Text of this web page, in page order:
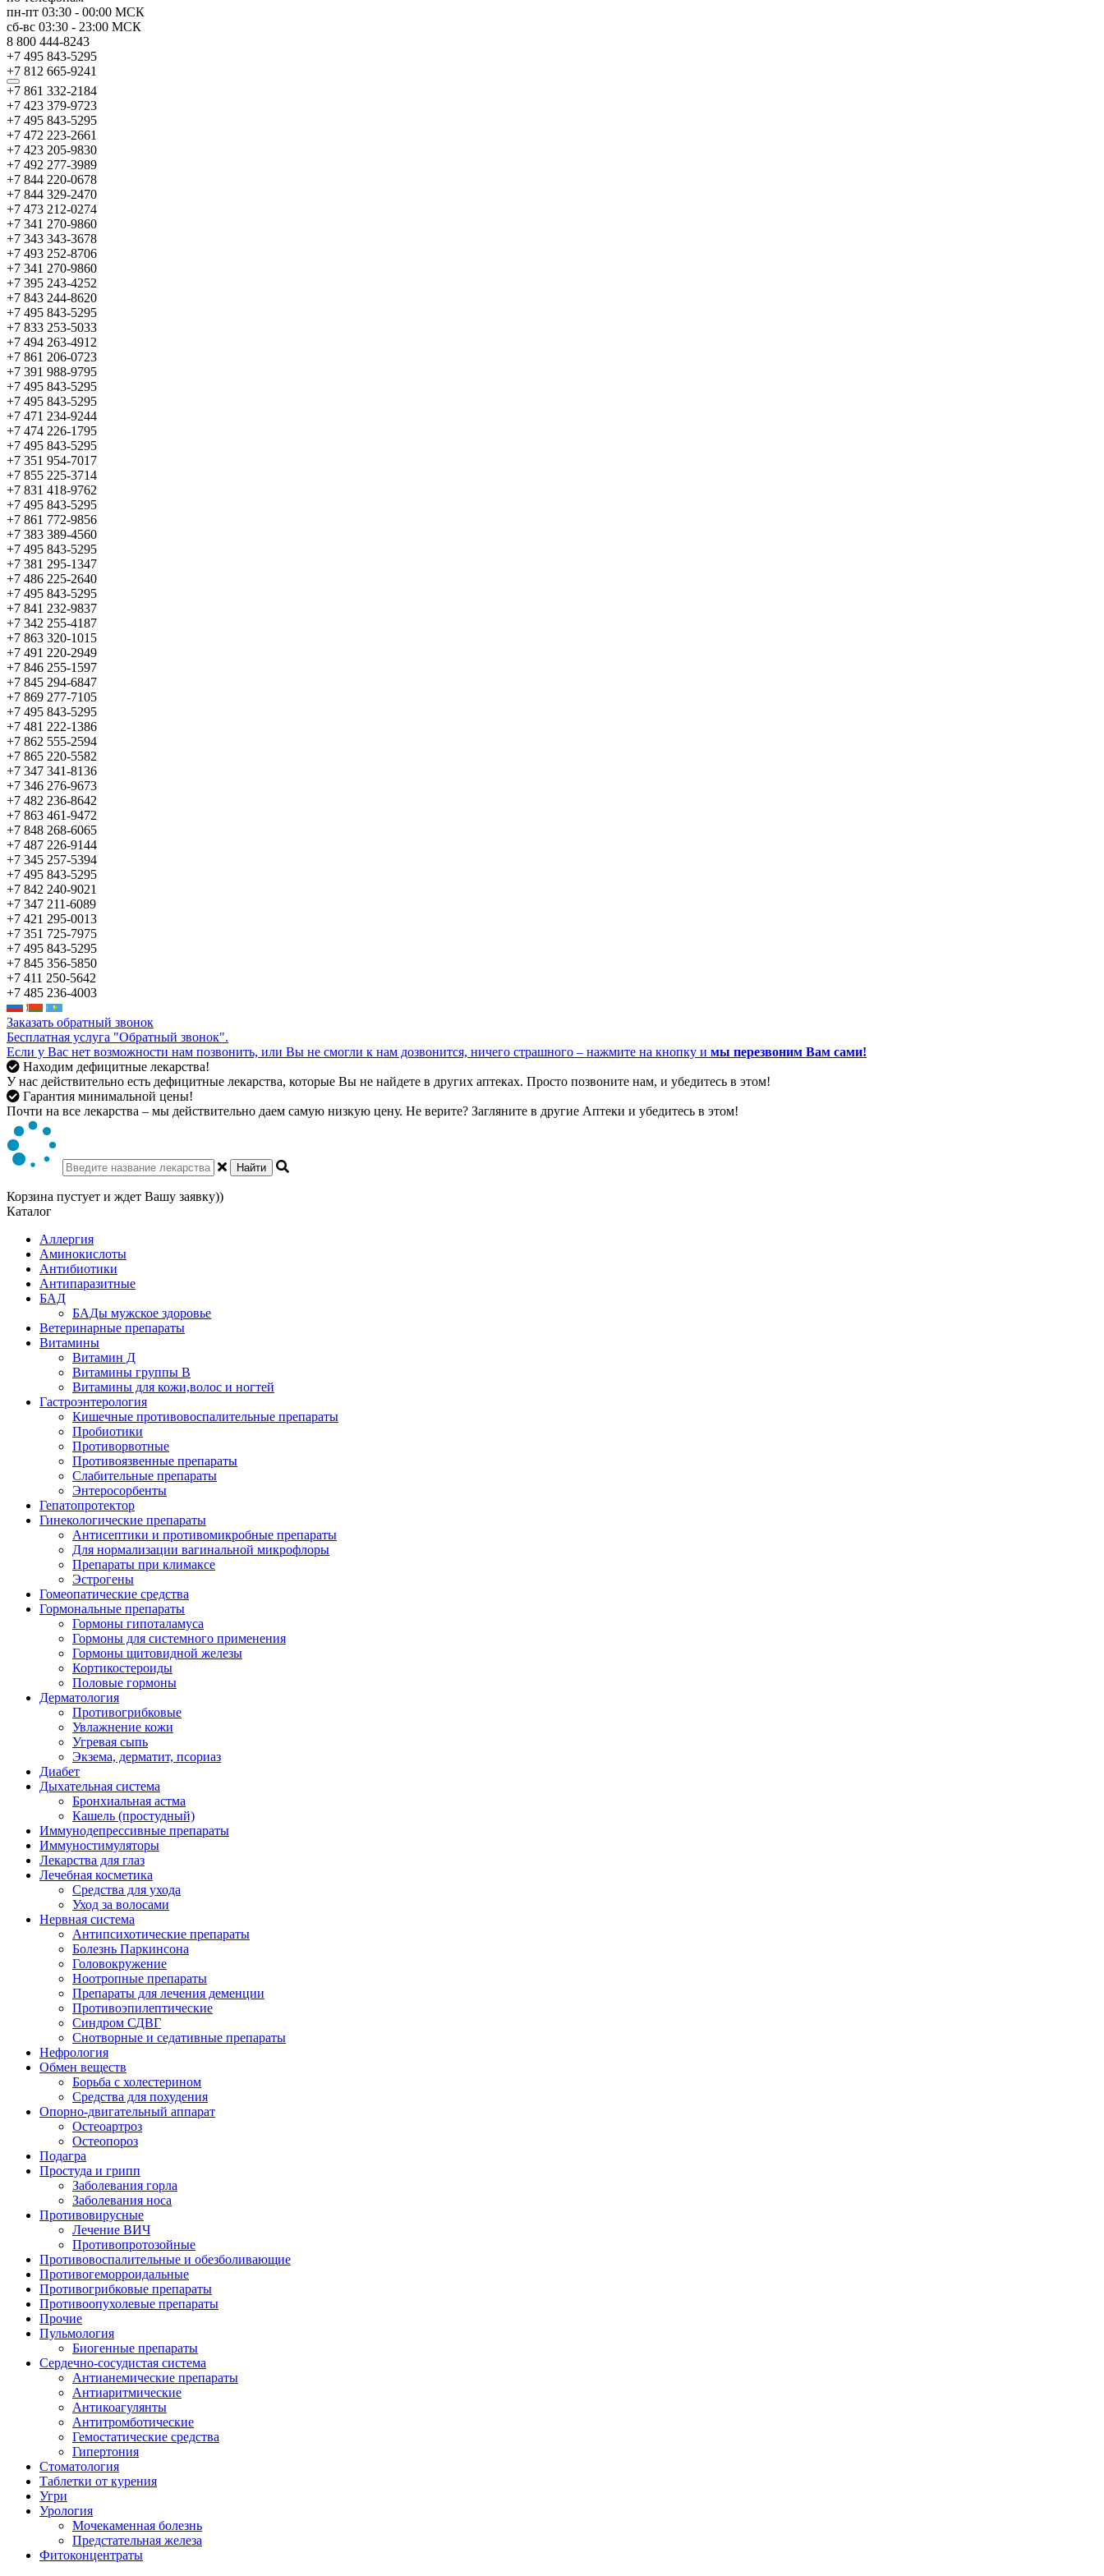
пн-пт 03:30 - 00:00 МСК
сб-вс 03:30 - 23:00 МСК
8 800 444-8243
+7 495 843-5295
+7 812 665-9241
+7 861 332-2184
+7 423 379-9723
+7 495 843-5295
+7 472 223-2661
+7 423 205-9830
+7 492 277-3989
+7 844 220-0678
+7 844 329-2470
+7 473 212-0274
+7 341 270-9860
+7 343 343-3678
+7 493 252-8706
+7 341 270-9860
+7 395 243-4252
+7 843 244-8620
+7 495 843-5295
+7 833 253-5033
+7 494 263-4912
+7 861 206-0723
+7 391 988-9795
+7 495 843-5295
+7 495 843-5295
+7 471 234-9244
+7 474 226-1795
+7 495 843-5295
+7 351 954-7017
+7 855 225-3714
+7 831 418-9762
+7 495 843-5295
+7 861 772-9856
+7 383 389-4560
+7 495 843-5295
+7 381 295-1347
+7 486 225-2640
+7 495 843-5295
+7 841 232-9837
+7 342 255-4187
+7 863 320-1015
+7 491 220-2949
+7 846 255-1597
+7 845 294-6847
+7 869 277-7105
+7 495 843-5295
+7 481 222-1386
+7 862 555-2594
+7 865 220-5582
+7 347 341-8136
+7 346 276-9673
+7 482 236-8642
+7 863 461-9472
+7 848 268-6065
+7 487 226-9144
+7 345 257-5394
+7 495 843-5295
+7 842 240-9021
+7 347 211-6089
+7 421 295-0013
+7 351 725-7975
+7 495 843-5295
+7 845 356-5850
+7 411 250-5642
+7 485 236-4003
Заказать обратный звонок
Бесплатная услуга "Обратный звонок".
Если у Вас нет возможности нам позвонить, или Вы не смогли к нам дозвонится, ничего страшного – нажмите на кнопку и мы перезвоним Вам сами!
Находим дефицитные лекарства!
У нас действительно есть дефицитные лекарства, которые Вы не найдете в других аптеках. Просто позвоните нам, и убедитесь в этом!
Гарантия минимальной цены!
Почти на все лекарства – мы действительно даем самую низкую цену. Не верите? Загляните в другие Аптеки и убедитесь в этом!
Найти
Корзина пустует и ждет Вашу заявку))
Каталог
Аллергия
Аминокислоты
Антибиотики
Антипаразитные
БАД
БАДы мужское здоровье
Ветеринарные препараты
Витамины
Витамин Д
Витамины группы В
Витамины для кожи,волос и ногтей
Гастроэнтерология
Кишечные противовоспалительные препараты
Пробиотики
Противорвотные
Противоязвенные препараты
Слабительные препараты
Энтеросорбенты
Гепатопротектор
Гинекологические препараты
Антисептики и противомикробные препараты
Для нормализации вагинальной микрофлоры
Препараты при климаксе
Эстрогены
Гомеопатические средства
Гормональные препараты
Гормоны гипоталамуса
Гормоны для системного применения
Гормоны щитовидной железы
Кортикостероиды
Половые гормоны
Дерматология
Противогрибковые
Увлажнение кожи
Угревая сыпь
Экзема, дерматит, псориаз
Диабет
Дыхательная система
Бронхиальная астма
Кашель (простудный)
Иммунодепрессивные препараты
Иммуностимуляторы
Лекарства для глаз
Лечебная косметика
Средства для ухода
Уход за волосами
Нервная система
Антипсихотические препараты
Болезнь Паркинсона
Головокружение
Ноотропные препараты
Препараты для лечения деменции
Противоэпилептические
Синдром СДВГ
Снотворные и седативные препараты
Нефрология
Обмен веществ
Борьба с холестерином
Средства для похудения
Опорно-двигательный аппарат
Остеоартроз
Остеопороз
Подагра
Простуда и грипп
Заболевания горла
Заболевания носа
Противовирусные
Лечение ВИЧ
Противопротозойные
Противовоспалительные и обезболивающие
Противогеморроидальные
Противогрибковые препараты
Противоопухолевые препараты
Прочие
Пульмология
Биогенные препараты
Сердечно-сосудистая система
Антианемические препараты
Антиаритмические
Антикоагулянты
Антитромботические
Гемостатические средства
Гипертония
Стоматология
Таблетки от курения
Угри
Урология
Мочекаменная болезнь
Предстательная железа
Фитоконцентраты